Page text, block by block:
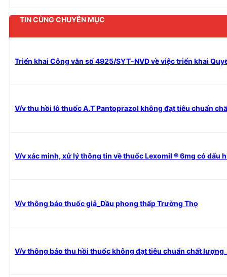
TIN CÙNG CHUYÊN MỤC
Triển khai Công văn số 4925/SYT-NVD về việc triển khai
V/v thu hồi lô thuốc A.T Pantoprazol không đạt tiêu chuẩn
V/v xác minh, xử lý thông tin về thuốc Lexomil ® 6mg có dấu
V/v thông báo thuốc giả_Dầu phong thấp Trường Thọ
V/v thông báo thu hồi thuốc không đạt tiêu chuẩn chất